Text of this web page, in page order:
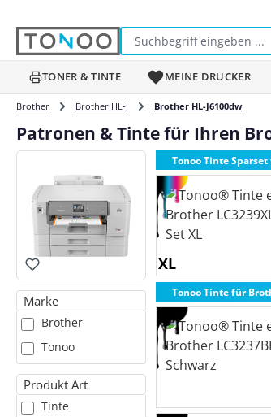
TONER & TINTE MEINE DRUCKER
Brother Brother HL-J Brother HL-J6100dw
Patronen & Tinte für Ihren
Marke
Brother
Tonoo
Produkt Art
Tinte
Tonoo Tinte
XL
Tonoo Tinte für